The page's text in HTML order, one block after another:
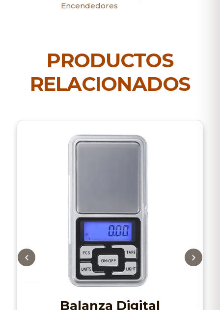
Encendedores
PRODUCTOS
RELACIONADOS
Balanza Digital